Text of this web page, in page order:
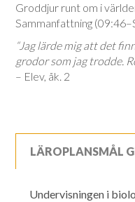
Groddjur runt om i
Sammanfattning
“Jag lärde mig att det
grodor som jag trodde.
– Elev, åk. 2
LÄROPLANSMÅL
Undervisningen i